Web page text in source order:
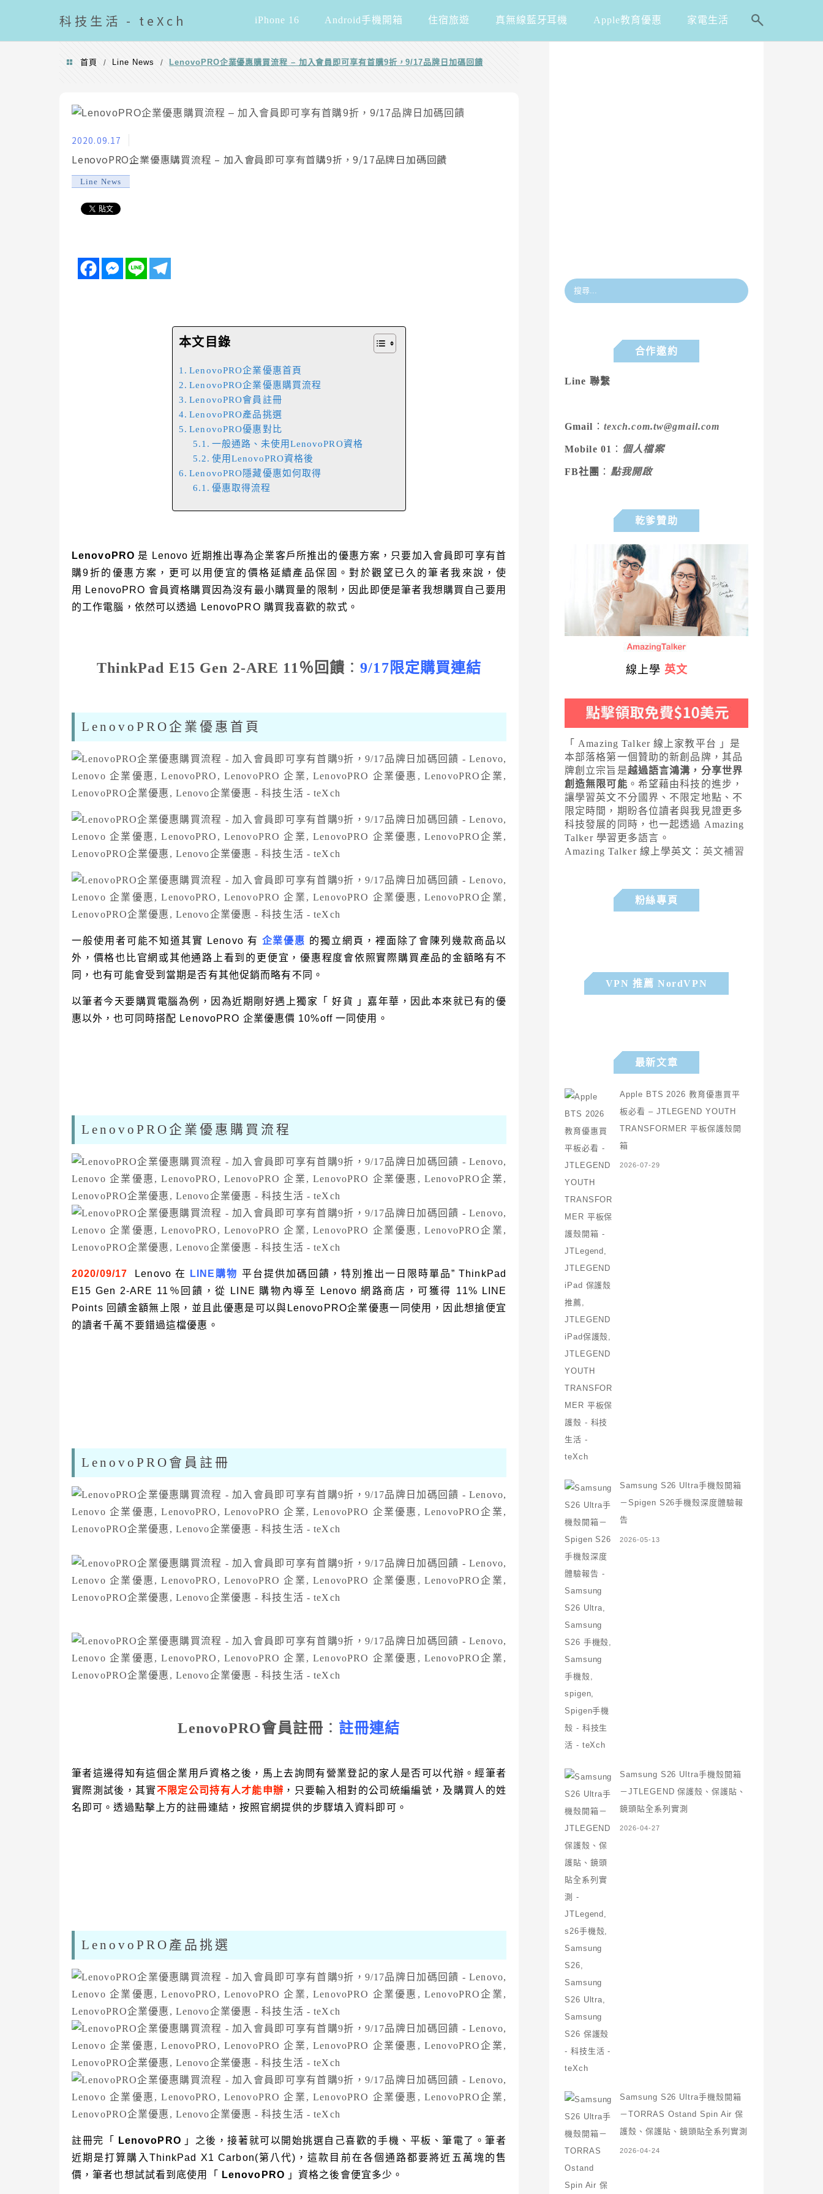
科技 生活 - teXch iPhone 16 Android手機開箱 住宿旅遊 真無線藍牙耳機 Apple教育優惠 家電生活
首頁 / Line News / LenovoPRO企業優惠購買流程 – 加入會員即可享有首購9折，9/17品牌日加碼回饋
2020.09.17
LenovoPRO企業優惠購買流程 – 加入會員即可享有首購9折，9/17品牌日加碼回饋
Line News
本文目錄
LenovoPRO企業優惠首頁
LenovoPRO企業優惠購買流程
LenovoPRO會員註冊
LenovoPRO產品挑選
LenovoPRO優惠對比
一般通路、未使用LenovoPRO資格
使用LenovoPRO資格後
LenovoPRO隱藏優惠如何取得
優惠取得流程
LenovoPRO 是 Lenovo 近期推出專為企業客戶所推出的優惠方案，只要加入會員即可享有首
購9折的優惠方案，更可以用便宜的價格延續產品保固。對於觀望已久的筆者我來說，使
用 LenovoPRO 會員資格購買因為沒有最小購買量的限制，因此即便是筆者我想購買自己要用
的工作電腦，依然可以透過 LenovoPRO 購買我喜歡的款式。
ThinkPad E15 Gen 2-ARE 11％回饋 ：9/17限定購買連結
LenovoPRO企業優惠首頁
一般使用者可能不知道其實 Lenovo 有 企業優惠 的獨立網頁，裡面除了會陳列幾款商品以
外，價格也比官網或其他通路上看到的更便宜，優惠程度會依照實際購買產品的金額略有不
同，也有可能會受到當期是否有其他促銷而略有不同。
以筆者今天要購買電腦為例，因為近期剛好遇上獨家「好貨 」嘉年華，因此本來就已有的優
惠以外，也可同時搭配 LenovoPRO 企業優惠價 10%off 一同使用。
LenovoPRO企業優惠購買流程
2020/09/17 Lenovo 在 LINE購物 平台提供加碼回饋，特別推出一日限時單品” ThinkPad
E15 Gen 2-ARE 11％回饋，從 LINE 購物內導至 Lenovo 網路商店，可獲得 11% LINE
Points 回饋金額無上限，並且此優惠是可以與LenovoPRO企業優惠一同使用，因此想搶便宜
的讀者千萬不要錯過這檔優惠。
LenovoPRO會員註冊
LenovoPRO會員註冊 ： 註冊連結
筆者這邊得知有這個企業用戶資格之後，馬上去詢問有營業登記的家人是否可以代辦。經筆者
實際測試後，其實不限定公司持有人才能申辦 ，只要輸入相對的公司統編編號，及購買人的姓
名即可。透過點擊上方的註冊連結，按照官網提供的步驟填入資料即可。
LenovoPRO產品挑選
註冊完「 LenovoPRO 」之後，接著就可以開始挑選自己喜歡的手機、平板、筆電了。筆者
近期是打算購入ThinkPad X1 Carbon(第八代)，這款目前在各個通路都要將近五萬塊的售
價，筆者也想試試看到底使用「
LenovoPRO 」資格之後會便宜多少。
合作邀約
Line 聯繫
Gmail ： texch.com.tw@gmail.com
Mobile 01 ： 個人檔案
FB社團 ： 點我開啟
乾爹贊助
線上學 英文
「 Amazing Talker 線上家教平台 」是
本部落格第一個贊助的新創品牌，其品
牌創立宗旨是越過語言鴻溝，分享世界
創造無限可能 。希望藉由科技的進步，
讓學習英文不分國界、不限定地點、不
限定時間，期盼各位讀者與我見證更多
科技發展的同時，也一起透過 Amazing
Talker 學習更多語言。
Amazing Talker 線上學英文： 英文補習
粉絲專頁
VPN 推薦 NordVPN
最新文章
Apple BTS 2026 教育優惠買平
板必看 – JTLEGEND YOUTH
TRANSFORMER 平板保護殼開
箱
2026-07-29
Samsung S26 Ultra手機殼開箱
－Spigen S26手機殼深度體驗報
告
2026-05-13
Samsung S26 Ultra手機殼開箱
－JTLEGEND 保護殼、保護貼、
鏡頭貼全系列實測
2026-04-27
Samsung S26 Ultra手機殼開箱
－TORRAS Ostand Spin Air 保
護殼、保護貼、鏡頭貼全系列實測
2026-04-24